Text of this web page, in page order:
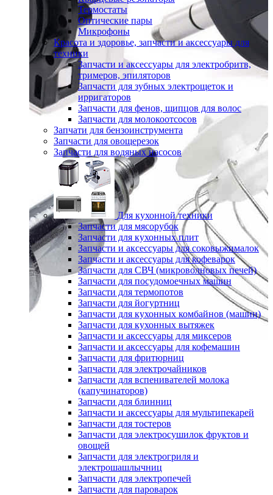
Термостаты
Оптические пары
Микрофоны
Красота и здоровье, запчасти и аксессуары для
техники
Запчасти и аксессуары для электробритв,
тримеров, эпиляторов
Запчасти для зубных электрощеток и
ирригаторов
Запчасти для фенов, щипцов для волос
Запчасти для молокоотсосов
Запчати для бензоинструмента
Запчасти для овощерезок
Запчасти для водяных насосов
Для кухонной техники
Запчасти для мясорубок
Запчасти для кухонных плит
Запчасти и аксессуары для соковыжималок
Запчасти и аксессуары для кофеварок
Запчасти для СВЧ (микроволновых печей)
Запчасти для посудомоечных машин
Запчасти для термопотов
Запчасти для йогуртниц
Запчасти для кухонных комбайнов (машин)
Запчасти для кухонных вытяжек
Запчасти и аксессуары для миксеров
Запчасти и аксессуары для кофемашин
Запчасти для фритюрниц
Запчасти для электрочайников
Запчасти для вспенивателей молока
(капучинаторов)
Запчасти для блинниц
Запчасти и аксессуары для мультипекарей
Запчасти для тостеров
Запчасти для электросушилок фруктов и
овощей
Запчасти для электрогриля и
электрошашлычниц
Запчасти для электропечей
Запчасти для пароварок